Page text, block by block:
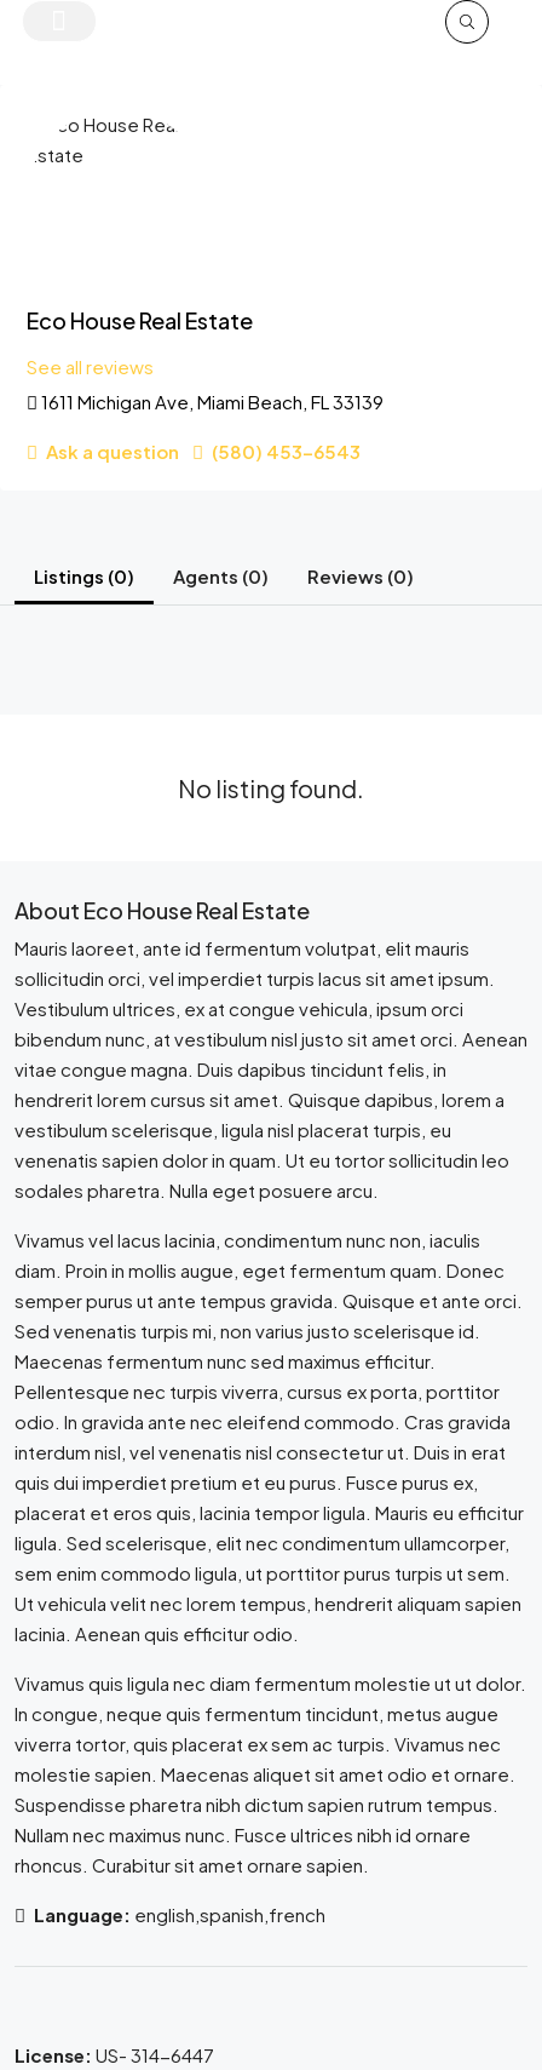
Eco House Real Estate
See all reviews
1611 Michigan Ave, Miami Beach, FL 33139
Ask a question (580) 453-6543
Listings (0) Agents (0) Reviews (0)
No listing found.
About Eco House Real Estate
Mauris laoreet, ante id fermentum volutpat, elit mauris
sollicitudin orci, vel imperdiet turpis lacus sit amet ipsum.
Vestibulum ultrices, ex at congue vehicula, ipsum orci
bibendum nunc, at vestibulum nisl justo sit amet orci. Aenean
vitae congue magna. Duis dapibus tincidunt felis, in
hendrerit lorem cursus sit amet. Quisque dapibus, lorem a
vestibulum scelerisque, ligula nisl placerat turpis, eu
venenatis sapien dolor in quam. Ut eu tortor sollicitudin leo
sodales pharetra. Nulla eget posuere arcu.
Vivamus vel lacus lacinia, condimentum nunc non, iaculis
diam. Proin in mollis augue, eget fermentum quam. Donec
semper purus ut ante tempus gravida. Quisque et ante orci.
Sed venenatis turpis mi, non varius justo scelerisque id.
Maecenas fermentum nunc sed maximus efficitur.
Pellentesque nec turpis viverra, cursus ex porta, porttitor
odio. In gravida ante nec eleifend commodo. Cras gravida
interdum nisl, vel venenatis nisl consectetur ut. Duis in erat
quis dui imperdiet pretium et eu purus. Fusce purus ex,
placerat et eros quis, lacinia tempor ligula. Mauris eu efficitur
ligula. Sed scelerisque, elit nec condimentum ullamcorper,
sem enim commodo ligula, ut porttitor purus turpis ut sem.
Ut vehicula velit nec lorem tempus, hendrerit aliquam sapien
lacinia. Aenean quis efficitur odio.
Vivamus quis ligula nec diam fermentum molestie ut ut dolor.
In congue, neque quis fermentum tincidunt, metus augue
viverra tortor, quis placerat ex sem ac turpis. Vivamus nec
molestie sapien. Maecenas aliquet sit amet odio et ornare.
Suspendisse pharetra nibh dictum sapien rutrum tempus.
Nullam nec maximus nunc. Fusce ultrices nibh id ornare
rhoncus. Curabitur sit amet ornare sapien.
Language: english,spanish,french
License: US- 314-6447